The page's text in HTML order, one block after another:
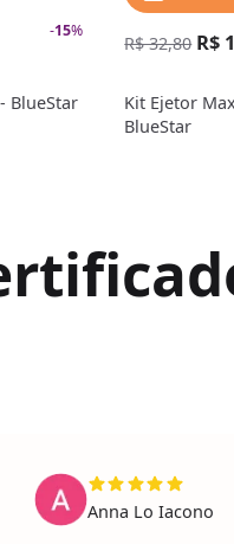
-15%
BlueStar
R$ 32,80 R$
Kit Ejetor
BlueStar
Anna Lo Iacono